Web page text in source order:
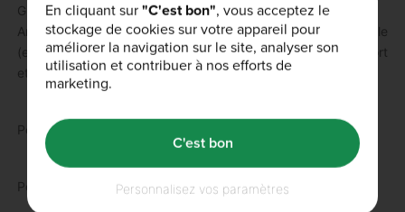
Guillaume est un ancien athlète de haut niveau de football
Américain. Il est maintenant un passionné de course d’obstacle
(ex: Spartan Race) mais aussi et surtout un passionné de sport
et de nutrition.
Pour le suivre sur Instagram :
Pour visiter son Facebook :pace.ocr
En cliquant sur"C'est bon", vous acceptez le
stockage de cookies sur votre appareil pour
améliorer la navigation sur le site, analyser son
utilisation et contribuer à nos efforts de
marketing.
Personnalisez vos paramètres
C'est bon